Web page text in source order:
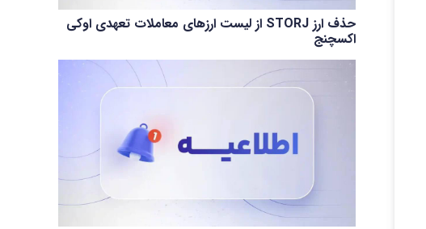
حذف ارز STORJ از لیست ارزهای معاملات تعهدی اوکی
اکسچنج